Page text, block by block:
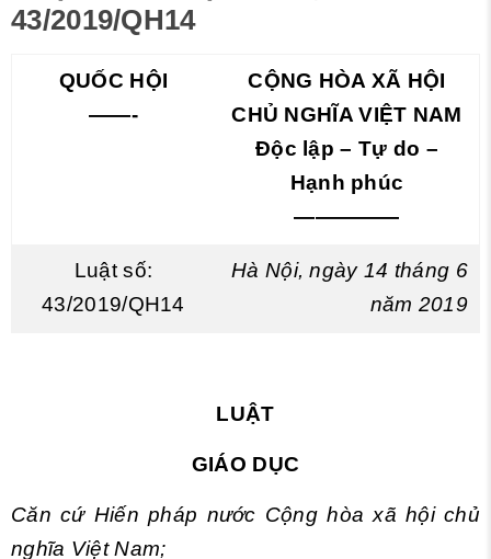
43/2019/QH14
QUỐC HỘI
——-
CỘNG HÒA XÃ HỘI
CHỦ NGHĨA VIỆT NAM
Độc lập – Tự do –
Hạnh phúc
—————
Luật số:
43/2019/QH14
Hà Nội, ngày 14 tháng 6
năm 2019
LUẬT
GIÁO DỤC
Căn cứ Hiến pháp nước Cộng hòa xã hội chủ
nghĩa Việt Nam;